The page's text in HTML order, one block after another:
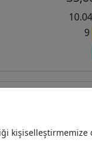
9
kişiselleştirmemize